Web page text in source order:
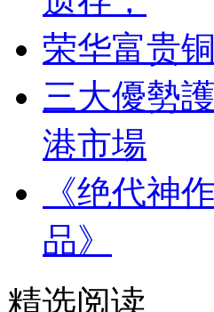
荣华富贵
三大優勢
港市場
《绝代神
品》
精选阅读